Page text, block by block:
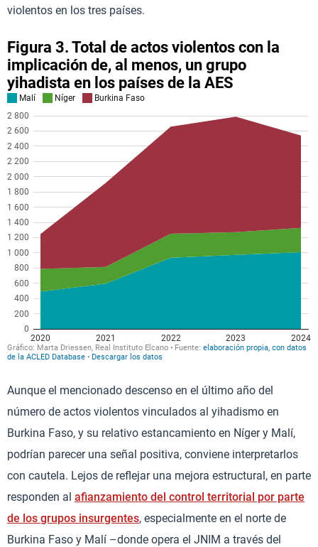
violentos en los tres países.
Aunque el mencionado descenso en el último año del
número de actos violentos vinculados al yihadismo en
Burkina Faso, y su relativo estancamiento en Níger y Malí,
podrían parecer una señal positiva, conviene interpretarlos
con cautela. Lejos de reflejar una mejora estructural, en parte
responden al afianzamiento del control territorial por parte
de los grupos insurgentes, especialmente en el norte de
Burkina Faso y Malí –donde opera el JNIM a través del